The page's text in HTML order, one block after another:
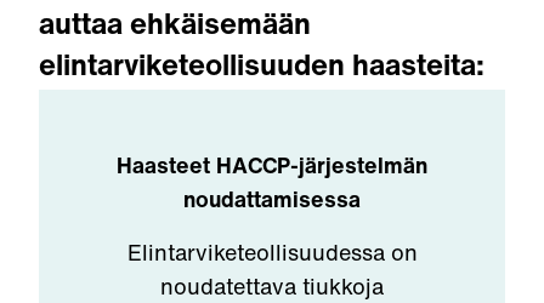
auttaa ehkäisemään
elintarviketeollisuuden haasteita:
Haasteet HACCP-järjestelmän
noudattamisessa
Elintarviketeollisuudessa on
noudatettava tiukkoja